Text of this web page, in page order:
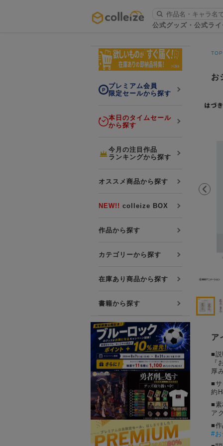
公式グッズ・公式ラ
ログイン・会員登録
初回アプリ利用限定！500ptプレ
詳細
「お取寄せ商品」と「お取寄せ手数料」
プレミアム会員について
プレミアム会員
限定セールから探す
本日のタイムセール
から探す
今月の注目作品
ランキングから探す
オススメ商品から探す
NEW!! colleize BOX
作品から探す
カテゴリーから探す
在庫あり商品から探す
書籍から探す
TOP
お
ア
■
『
厚
■
約
■
ア
■
#